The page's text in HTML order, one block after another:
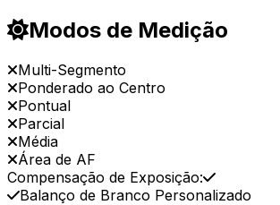
Modos de Medição
Multi-Segmento
Ponderado ao Centro
Pontual
Parcial
Média
Área de AF
Compensação de Exposição:
Balanço de Branco Personalizado